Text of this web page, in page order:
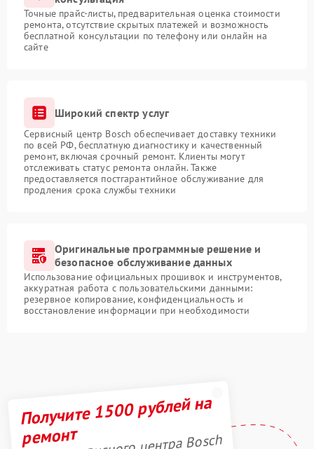
Точные прайс-листы, предварительная оценка стоимости
ремонта, отсутствие скрытых платежей и возможность
бесплатной консультации по телефону или онлайн на
сайте
Широкий спектр услуг
Сервисный центр Bosch обеспечивает доставку техники
по всей РФ, бесплатную диагностику и качественный
ремонт, включая срочный ремонт. Клиенты могут
отслеживать статус ремонта онлайн. Также
предоставляется постгарантийное обслуживание для
продления срока службы техники
Оригинальные программные решение и
безопасное обслуживание данных
Использование официальных прошивок и инструментов,
аккуратная работа с пользовательскими данными:
резервное копирование, конфиденциальность и
восстановление информации при необходимости
Получите 1500 рублей на
ремонт